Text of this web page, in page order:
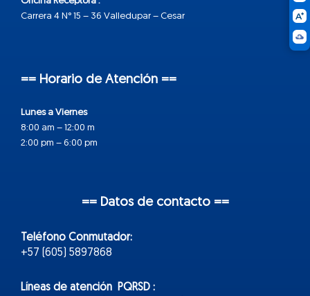
Carrera 4 N° 15 – 36 Valledupar – Cesar
== Horario de Atención ==
Lunes a Viernes
8:00 am – 12:00 m
2:00 pm – 6:00 pm
== Datos de contacto ==
Teléfono Conmutador:
+57 (605) 5897868
Líneas de atención PQRSD :